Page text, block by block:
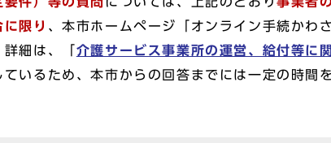
限り 、本市ホームページ「オンライン手続か
細は、「 介護サービス事業所の運営、給付等に
いるため、本市からの回答までには一定の時間